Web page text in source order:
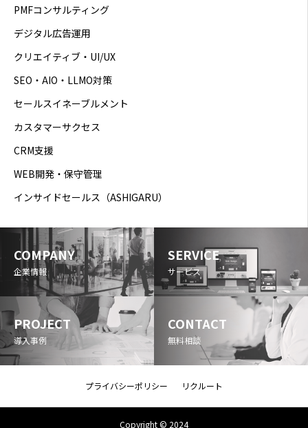
PMFコンサルティング
デジタル広告運用
クリエイティブ・UI/UX
SEO・AIO・LLMO対策
セールスイネーブルメント
カスタマーサクセス
CRM支援
WEB開発・保守管理
インサイドセールス（ASHIGARU）
COMPANY
企業情報
SERVICE
サービス
PROJECT
導入事例
CONTACT
無料相談
プライバシーポリシー リクルート
Copyright © 2024